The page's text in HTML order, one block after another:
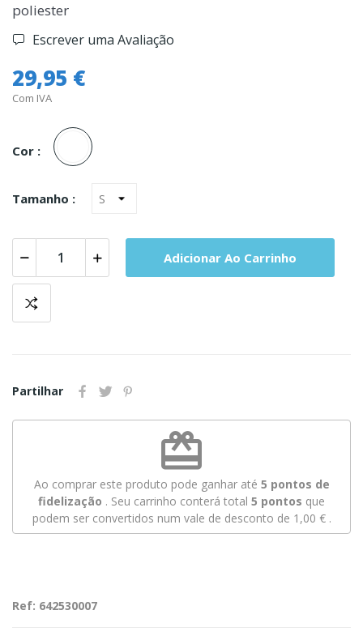
poliester
Escrever uma Avaliação
29,95 €
Com IVA
Cor :
Branco
Tamanho :
Adicionar Ao Carrinho
Partilhar
redeem
Ao comprar este produto pode ganhar até 5 pontos de
fidelização . Seu carrinho conterá total 5 pontos que
podem ser convertidos num vale de desconto de 1,00 €.
Ref: 642530007